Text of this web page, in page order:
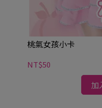
桃氣女孩小卡
NT$50
加